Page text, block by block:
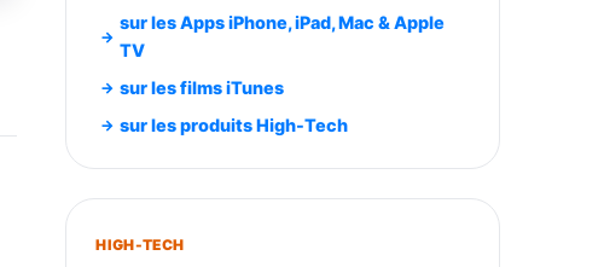
Smartphone SAMSUNG Galaxy
Smartphone SAMSUNG Galaxy
S26+ Violet 256Go
749,99€1240,43€Fnac (Vendeur Tiers)
648,63€
sur les Apps iPhone, iPad, Mac & Apple
TV
sur les films iTunes
sur les produits High-Tech
HIGH-TECH